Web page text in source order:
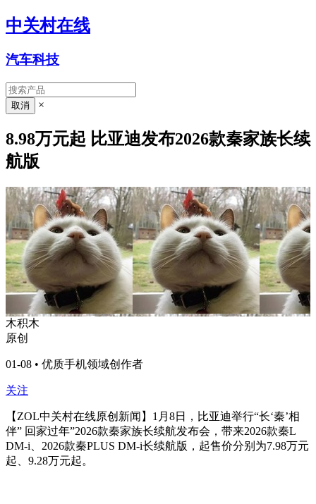
中关村在线
汽车科技
×
8.98万元起 比亚迪发布2026款秦家族长续
航版
木积木
原创
01-08 • 优质手机领域创作者
关注
【ZOL中关村在线原创新闻】1月8日，比亚迪举行“长‘秦’相
伴” 回家过年”2026款秦家族长续航发布会，带来2026款秦L
DM-i、2026款秦PLUS DM-i长续航版，起售价分别为7.98万元
起、9.28万元起。